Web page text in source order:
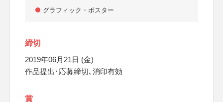
グラフィック・ポスター
締切
2019年06月21日 (金)
作品提出･応募締切､消印有効
賞